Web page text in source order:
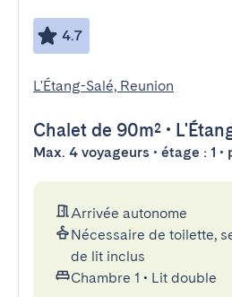
4.7
L'Étang-Salé, Reunion
Chalet de 90m² •
Max. 4 voyageurs • étage : 1
Arrivée autonome
Nécessaire de toilette,
de lit inclus
Chambre 1 • Lit double